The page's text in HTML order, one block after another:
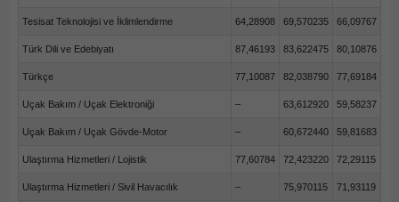
Tesisat Teknolojisi ve İklimlendirme 64,28908 69,570235 66,09767
Türk Dili ve Edebiyatı 87,46193 83,622475 80,10876
Türkçe 77,10087 82,038790 77,69184
Uçak Bakım / Uçak Elektroniği – 63,612920 59,58237
Uçak Bakım / Uçak Gövde-Motor – 60,672440 59,81683
Ulaştırma Hizmetleri / Lojistik 77,60784 72,423220 72,29115
Ulaştırma Hizmetleri / Sivil Havacılık – 75,970115 71,93119